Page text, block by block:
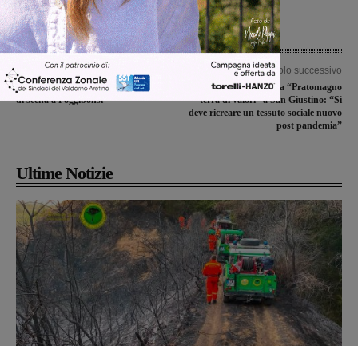
Articolo precedente
L’ultima di campionato vede il Figline
di scena a Poggibonsi
Articolo successivo
Moreno Botti presenta “Pratomagno
terra di valori” a San Giustino: “Si
deve ricreare un tessuto sociale nuovo
post pandemia”
Ultime Notizie